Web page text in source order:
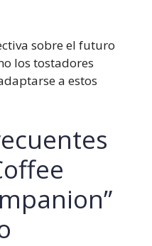
sobre el futuro
los tostadores
a estos